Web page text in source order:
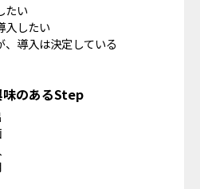
たい
入したい
、導入は決定している
味のあるStep